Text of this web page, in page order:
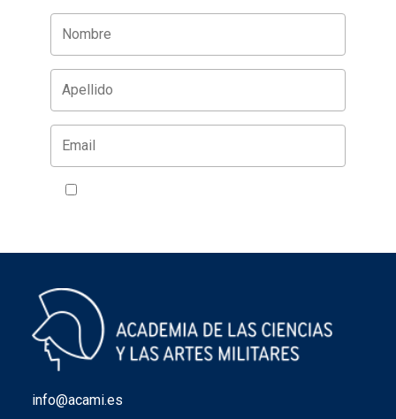
info@acami.es